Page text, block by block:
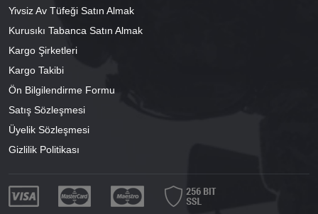
Yivsiz Av Tüfeği Satın Almak
Kurusıkı Tabanca Satın Almak
Kargo Şirketleri
Kargo Takibi
Ön Bilgilendirme Formu
Satış Sözleşmesi
Üyelik Sözleşmesi
Gizlilik Politikası